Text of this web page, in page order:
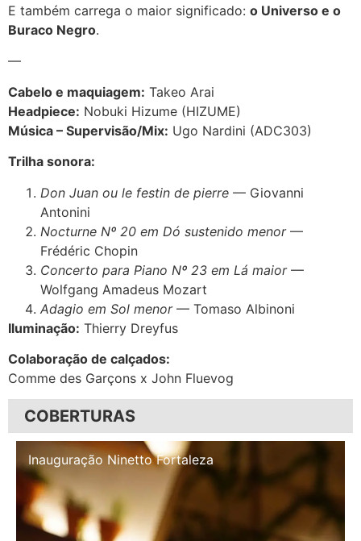
E também carrega o maior significado: o Universo e o
Buraco Negro.
—
Cabelo e maquiagem: Takeo Arai
Headpiece: Nobuki Hizume (HIZUME)
Música – Supervisão/Mix: Ugo Nardini (ADC303)
Trilha sonora:
Don Juan ou le festin de pierre — Giovanni
Antonini
Nocturne Nº 20 em Dó sustenido menor—
Frédéric Chopin
Concerto para Piano Nº 23 em Lá maior—
Wolfgang Amadeus Mozart
Adagio em Sol menor— Tomaso Albinoni
Iluminação: Thierry Dreyfus
Colaboração de calçados:
Comme des Garçons x John Fluevog
COBERTURAS
Inauguração Illa Café